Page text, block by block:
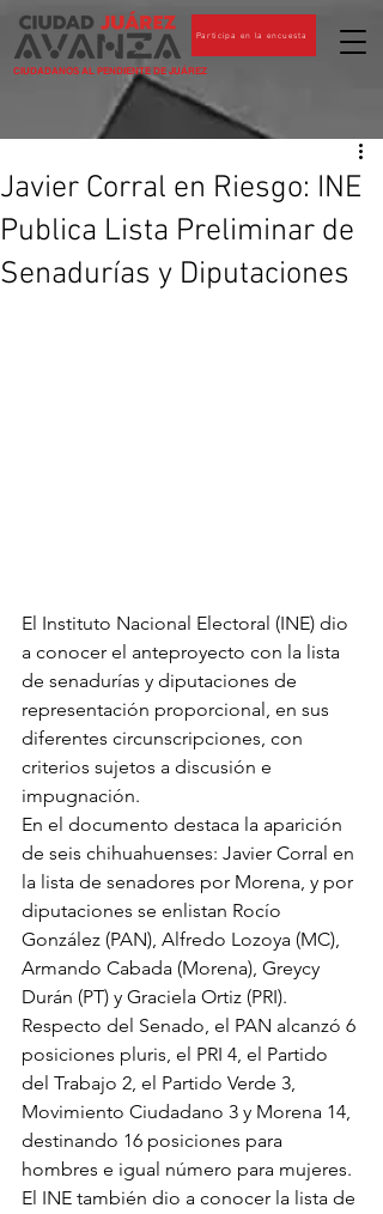
CIUDADANOS AL PENDIENTE DE JUÁREZ
Participa en la encuesta
Javier Corral en Riesgo: INE
Publica Lista Preliminar de
Senadurías y Diputaciones
El Instituto Nacional Electoral (INE) dio
a conocer el anteproyecto con la lista
de senadurías y diputaciones de
representación proporcional, en sus
diferentes circunscripciones, con
criterios sujetos a discusión e
impugnación.
En el documento destaca la aparición
de seis chihuahuenses: Javier Corral en
la lista de senadores por Morena, y por
diputaciones se enlistan Rocío
González (PAN), Alfredo Lozoya (MC),
Armando Cabada (Morena), Greycy
Durán (PT) y Graciela Ortiz (PRI).
Respecto del Senado, el PAN alcanzó 6
posiciones pluris, el PRI 4, el Partido
del Trabajo 2, el Partido Verde 3,
Movimiento Ciudadano 3 y Morena 14,
destinando 16 posiciones para
hombres e igual número para mujeres.
El INE también dio a conocer la lista de